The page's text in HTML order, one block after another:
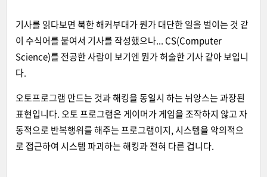
기사를 읽다보면 북한 해커부대가 뭔가 대단한 일을 벌이는 것 같
이 수식어를 붙여서 기사를 작성했으나... CS(Computer
Science)를 전공한 사람이 보기엔 뭔가 허술한 기사 같아 보입니
다.
오토프로그램 만드는 것과 해킹을 동일시 하는 뉘앙스는 과장된
표현입니다. 오토 프로그램은 게이머가 게임을 조작하지 않고 자
동적으로 반복행위를 해주는 프로그램이지, 시스템을 악의적으
로 접근하여 시스템 파괴하는 해킹과 전혀 다른 겁니다.